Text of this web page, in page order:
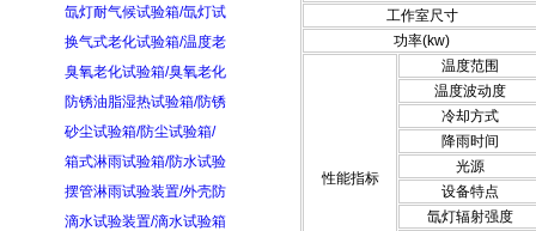
氙灯耐气候试验箱/氙灯试
换气式老化试验箱/温度老
臭氧老化试验箱/臭氧老化
防锈油脂湿热试验箱/防锈
砂尘试验箱/防尘试验箱/
箱式淋雨试验箱/防水试验
摆管淋雨试验装置/外壳防
滴水试验装置/滴水试验箱
工作室尺寸
功率(kw)
性能指标
温度范围
温度波动度
冷却方式
降雨时间
光源
设备特点
氙灯辐射强度